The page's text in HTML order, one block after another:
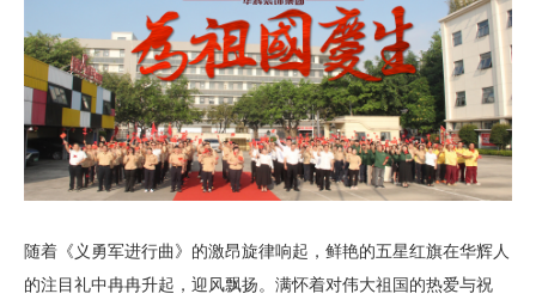
随着《义勇军进行曲》的激昂旋律响起，鲜艳的五星红旗在华辉人
的注目礼中冉冉升起，迎风飘扬。满怀着对伟大祖国的热爱与祝